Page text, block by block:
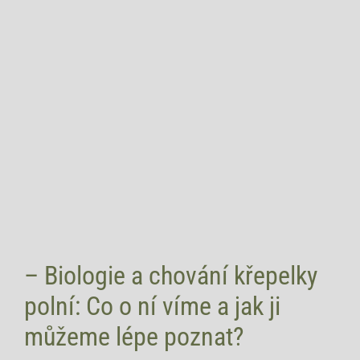
– Biologie a chování křepelky
polní: Co o ní víme a jak ji
můžeme lépe poznat?